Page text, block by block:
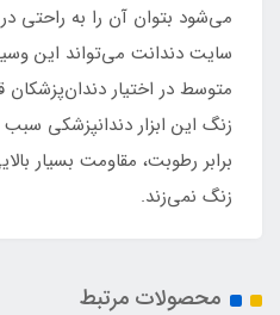
می‌شود بتوان آن را به راحتی در
سایت دندانت می‌تواند این
متوسط در اختیار
زنگ این ابزار دندانپزشکی
برابر رطوبت، مقاومت بسیار
زنگ نمی‌زند.
محصولات مرتبط